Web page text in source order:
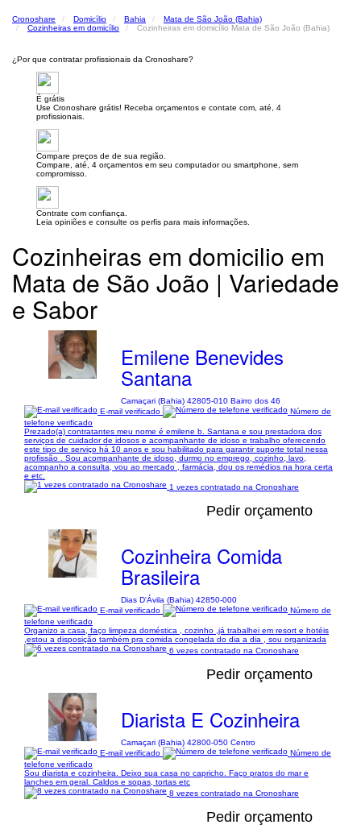
Cronoshare Domicílio Bahia
Mata de São João (Bahia)
Cozinheiras em domicílio
Cozinheiras em domicílio Mata de São João (Bahia)
¿Por que contratar profissionais da Cronoshare?
É grátis
Use Cronoshare grátis! Receba orçamentos e contate com, até, 4
profissionais.
Compare preços de de sua região.
Compare, até, 4 orçamentos em seu computador ou smartphone, sem
compromisso.
Contrate com confiança.
Leia opiniões e consulte os perfis para mais informações.
Cozinheiras em domicilio em
Mata de São João | Variedade
e Sabor
Emilene Benevides
Santana
Camaçari (Bahia) 42805-010 Bairro dos 46
E-mail verificado
Número de
telefone verificado
Prezado(a) contratantes meu nome é emilene b. Santana e sou prestadora dos
serviços de cuidador de idosos e acompanhante de idoso e trabalho oferecendo
este tipo de serviço há 10 anos e sou habilitado para garantir suporte total nessa
profissão . Sou acompanhante de idoso, durmo no emprego, cozinho, lavo,
acompanho a consulta, vou ao mercado , farmácia, dou os remédios na hora certa
e etc.
1 vezes contratado na Cronoshare
Pedir orçamento
Cozinheira Comida
Brasileira
Dias D'Ávila (Bahia) 42850-000
E-mail verificado
Número de
telefone verificado
Organizo a casa, faço limpeza doméstica , cozinho ,já trabalhei em resort e hotéis
,estou a disposição também pra comida congelada do dia a dia , sou organizada
6 vezes contratado na Cronoshare
Pedir orçamento
Diarista E Cozinheira
Camaçari (Bahia) 42800-050 Centro
E-mail verificado
Número de
telefone verificado
Sou diarista e cozinheira. Deixo sua casa no capricho. Faço pratos do mar e
lanches em geral. Caldos e sopas, tortas etc
8 vezes contratado na Cronoshare
Pedir orçamento